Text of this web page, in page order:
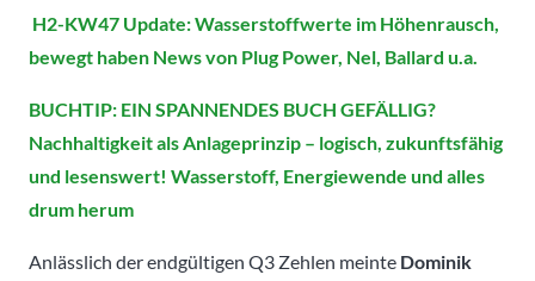
H2-KW47 Update: Wasserstoffwerte im Höhenrausch,
bewegt haben News von Plug Power, Nel, Ballard u.a.
BUCHTIP: EIN SPANNENDES BUCH GEFÄLLIG?
Nachhaltigkeit als Anlageprinzip – logisch, zukunftsfähig
und lesenswert! Wasserstoff, Energiewende und alles
drum herum
Anlässlich der endgültigen Q3 Zehlen meinte Dominik